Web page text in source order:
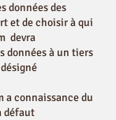
données des
et de choisir à qui
devra
données à un tiers
a connaissance du
défaut